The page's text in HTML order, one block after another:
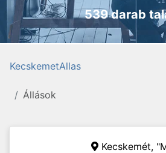
539 darab
KecskemetAllas
Állások
Kecskemét,